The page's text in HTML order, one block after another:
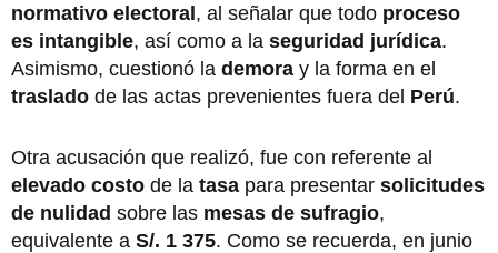
normativo electoral, al señalar que todo proceso
es intangible, así como a la seguridad jurídica.
Asimismo, cuestionó la demora y la forma en el
traslado de las actas prevenientes fuera del Perú.
Otra acusación que realizó, fue con referente al
elevado costo de la tasa para presentar solicitudes
de nulidad sobre las mesas de sufragio,
equivalente a S/. 1 375. Como se recuerda, en junio